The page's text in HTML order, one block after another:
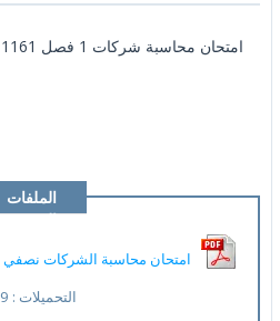
امتحان محاسبة شركات 1 فصل 1161
الملفات
المرفقة
امتحان محاسبة الشركات نصفي 1161.pdf
التحميلات : 79)